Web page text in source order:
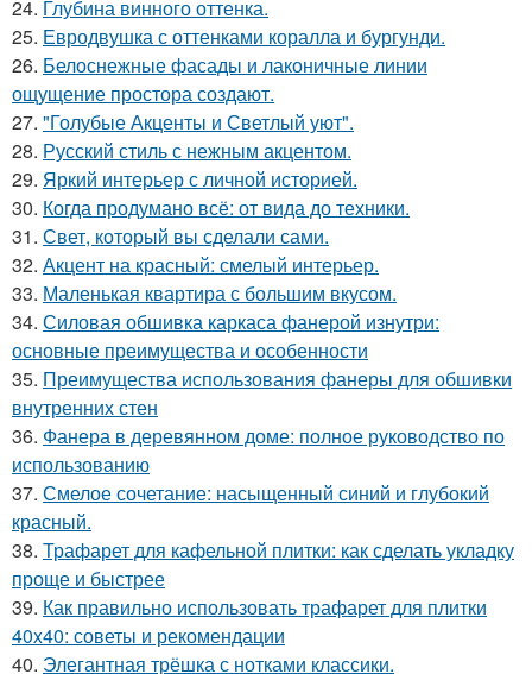
24. Глубина винного оттенка.
25. Евродвушка с оттенками коралла и бургунди.
26. Белоснежные фасады и лаконичные линии
ощущение простора создают.
27. "Голубые Акценты и Светлый уют".
28. Русский стиль с нежным акцентом.
29. Яркий интерьер с личной историей.
30. Когда продумано всё: от вида до техники.
31. Свет, который вы сделали сами.
32. Акцент на красный: смелый интерьер.
33. Маленькая квартира с большим вкусом.
34. Силовая обшивка каркаса фанерой изнутри:
основные преимущества и особенности
35. Преимущества использования фанеры для обшивки
внутренних стен
36. Фанера в деревянном доме: полное руководство по
использованию
37. Смелое сочетание: насыщенный синий и глубокий
красный.
38. Трафарет для кафельной плитки: как сделать укладку
проще и быстрее
39. Как правильно использовать трафарет для плитки
40x40: советы и рекомендации
40. Элегантная трёшка с нотками классики.